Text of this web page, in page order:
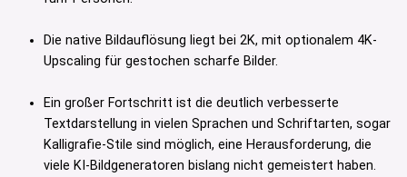
Die native Bildauflösung liegt bei 2K, mit optionalem 4K-
Upscaling für gestochen scharfe Bilder.
Ein großer Fortschritt ist die deutlich verbesserte
Textdarstellung in vielen Sprachen und Schriftarten, sogar
Kalligrafie-Stile sind möglich, eine Herausforderung, die
viele KI-Bildgeneratoren bislang nicht gemeistert haben.